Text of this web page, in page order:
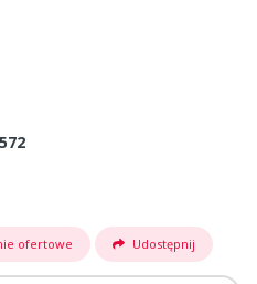
ofertowe Udostępnij